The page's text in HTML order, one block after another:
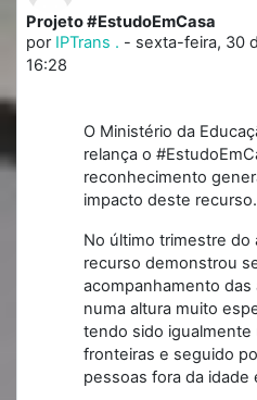
Projeto #EstudoEmCasa
por IPTrans . - sexta-feira, 30
16:28
Número de respostas: 0
O Ministério da
relança o
reconhecimento
impacto deste recurso.
No último trimestre do
recurso demonstrou
acompanhamento
numa altura muito
tendo sido
fronteiras e seguido
pessoas fora da idade